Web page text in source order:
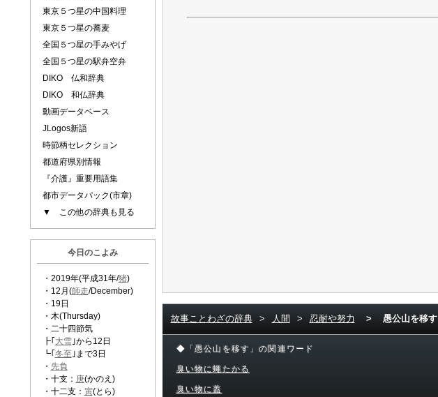
東京５つ星の中国料理
東京５つ星の蕎麦
全国５つ星の手みやげ
全国５つ星の駅弁空弁
DIKO 仏和辞典
DIKO 和仏辞典
動画データベース
JLogos新語
時節柄セレクション
都道府県別情報
『介護』重要用語集
都市データパック(市章)
▼ この他の辞典も見る
今日のこよみ
・2019年(平成31年/猪)
・12月(師走/December)
・19日
・木(Thursday)
・二十四節気
┣｢ 大雪｣から12日
┗｢ 冬至 ｣まで3日
・ 先負
・十支： 庚(かのえ)
・十二支： 寅(とら)
故事ことわざの辞典 > 人間 > 忍耐や努力 > 愚公山を移す
◆「愚公山を移す」の関連ワード
臭い物に蠅たかる
臭い物に蓋